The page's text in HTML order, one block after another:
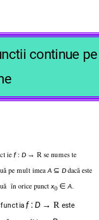
ii continue pe
, ie f : D → R se numes,
te
pe mul , imeaA ⊆Ddacă este
în orice punct x0 ∈ A.
funct, ia f : D → R este